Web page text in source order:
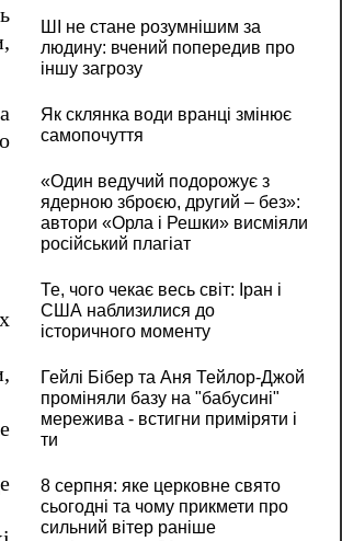
ШІ не стане розумнішим за
людину: вчений попередив про
іншу загрозу
Як склянка води вранці змінює
самопочуття
«Один ведучий подорожує з
ядерною зброєю, другий – без»:
автори «Орла і Решки» висміяли
російський плагіат
Те, чого чекає весь світ: Іран і
США наблизилися до
історичного моменту
Гейлі Бібер та Аня Тейлор-Джой
проміняли базу на "бабусині"
мережива - встигни приміряти і
ти
8 серпня: яке церковне свято
сьогодні та чому прикмети про
сильний вітер раніше